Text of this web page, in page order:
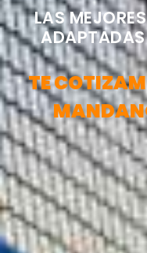
LAS
ADAPTADAS
TE